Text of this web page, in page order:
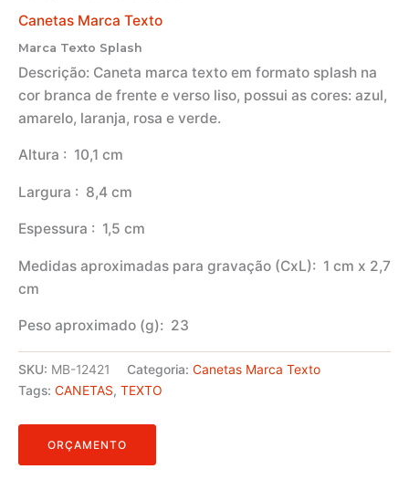
Canetas Marca Texto
Marca Texto Splash
Descrição: Caneta marca texto em formato splash na
cor branca de frente e verso liso, possui as cores: azul,
amarelo, laranja, rosa e verde.
Altura : 10,1 cm
Largura : 8,4 cm
Espessura : 1,5 cm
Medidas aproximadas para gravação (CxL): 1 cm x 2,7
cm
Peso aproximado (g): 23
SKU: MB-12421 Categoria: Canetas Marca Texto
Tags: CANETAS, TEXTO
ORÇAMENTO